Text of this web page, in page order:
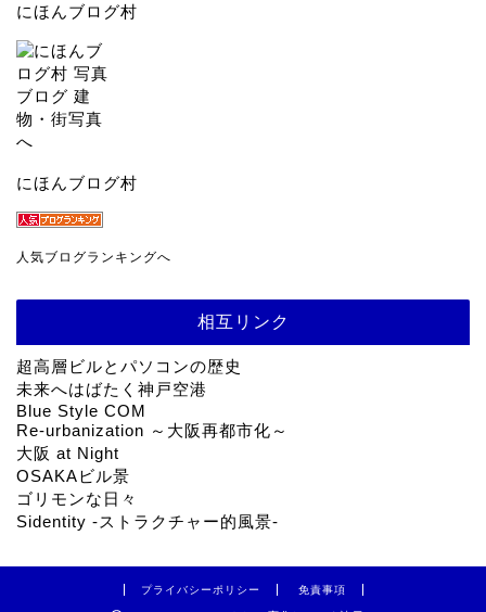
にほんブログ村
にほんブログ村
人気ブログランキングへ
相互リンク
超高層ビルとパソコンの歴史
未来へはばたく神戸空港
Blue Style COM
Re-urbanization ～大阪再都市化～
大阪 at Night
OSAKAビル景
ゴリモンな日々
Sidentity -ストラクチャー的風景-
プライバシーポリシー 免責事項